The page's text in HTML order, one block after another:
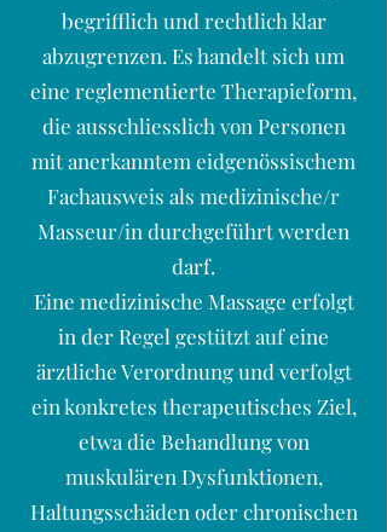
begrifflich und rechtlich klar
abzugrenzen. Es handelt sich um
eine reglementierte Therapieform,
die ausschliesslich von Personen
mit anerkanntem eidgenössischem
Fachausweis als medizinische/r
Masseur/in durchgeführt werden
darf.
Eine medizinische Massage erfolgt
in der Regel gestützt auf eine
ärztliche Verordnung und verfolgt
ein konkretes therapeutisches Ziel,
etwa die Behandlung von
muskulären Dysfunktionen,
Haltungsschäden oder chronischen